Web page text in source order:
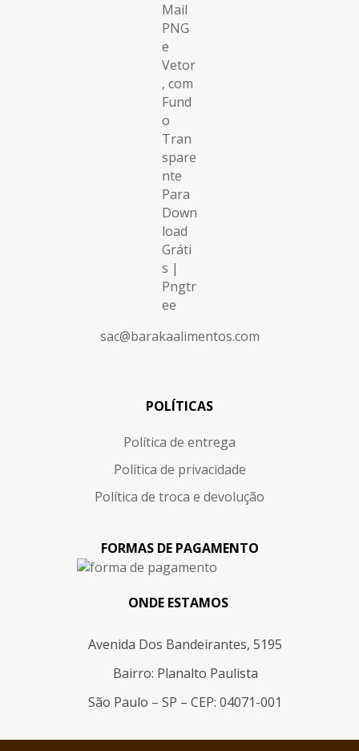
sac@barakaalimentos.com
POLÍTICAS
Política de entrega
Política de privacidade
Política de troca e devolução
FORMAS DE PAGAMENTO
ONDE ESTAMOS
Avenida Dos Bandeirantes, 5195
Bairro: Planalto Paulista
São Paulo – SP – CEP: 04071-001